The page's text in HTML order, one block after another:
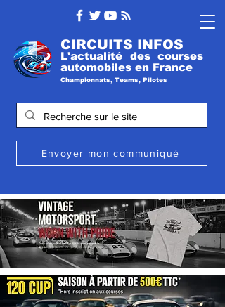
CIRCUITS INFOS
L'actualité des courses
automobiles en France
Championnats, Teams, Pilotes
Envoyer mon communiqué